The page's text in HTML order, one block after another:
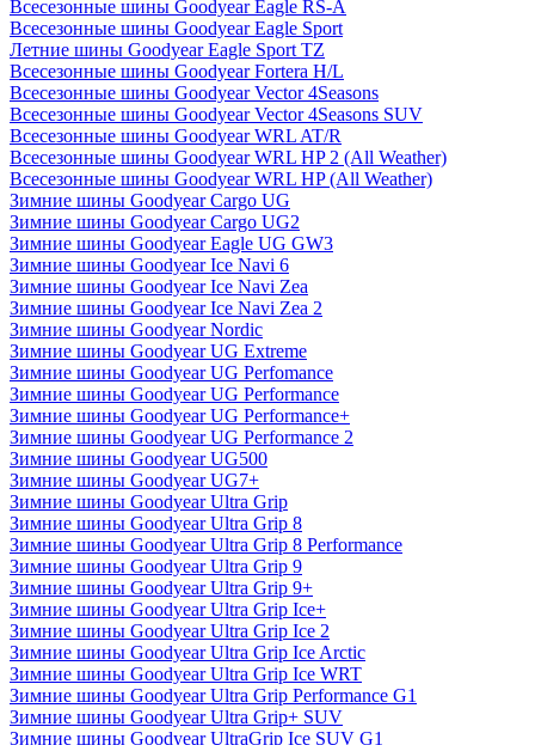
Всесезонные шины Goodyear Eagle RS-A
Всесезонные шины Goodyear Eagle Sport
Летние шины Goodyear Eagle Sport TZ
Всесезонные шины Goodyear Fortera H/L
Всесезонные шины Goodyear Vector 4Seasons
Всесезонные шины Goodyear Vector 4Seasons SUV
Всесезонные шины Goodyear WRL AT/R
Всесезонные шины Goodyear WRL HP 2 (All Weather)
Всесезонные шины Goodyear WRL HP (All Weather)
Зимние шины Goodyear Cargo UG
Зимние шины Goodyear Cargo UG2
Зимние шины Goodyear Eagle UG GW3
Зимние шины Goodyear Ice Navi 6
Зимние шины Goodyear Ice Navi Zea
Зимние шины Goodyear Ice Navi Zea 2
Зимние шины Goodyear Nordic
Зимние шины Goodyear UG Extreme
Зимние шины Goodyear UG Perfomance
Зимние шины Goodyear UG Performance
Зимние шины Goodyear UG Performance+
Зимние шины Goodyear UG Performance 2
Зимние шины Goodyear UG500
Зимние шины Goodyear UG7+
Зимние шины Goodyear Ultra Grip
Зимние шины Goodyear Ultra Grip 8
Зимние шины Goodyear Ultra Grip 8 Performance
Зимние шины Goodyear Ultra Grip 9
Зимние шины Goodyear Ultra Grip 9+
Зимние шины Goodyear Ultra Grip Ice+
Зимние шины Goodyear Ultra Grip Ice 2
Зимние шины Goodyear Ultra Grip Ice Arctic
Зимние шины Goodyear Ultra Grip Ice WRT
Зимние шины Goodyear Ultra Grip Performance G1
Зимние шины Goodyear Ultra Grip+ SUV
Зимние шины Goodyear UltraGrip Ice SUV G1